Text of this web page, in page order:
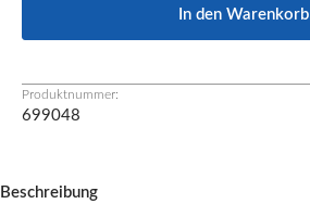
In den Warenkorb
Produktnummer:
699048
Beschreibung